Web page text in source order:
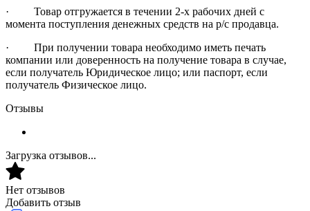
· Товар отгружается в течении 2-х рабочих дней с
момента поступления денежных средств на р/с продавца.
· При получении товара необходимо иметь печать
компании или доверенность на получение товара в случае,
если получатель Юридическое лицо; или паспорт, если
получатель Физическое лицо.
Отзывы
Загрузка отзывов...
Нет отзывов
Добавить отзыв